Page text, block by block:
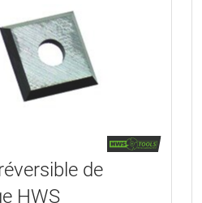
de
HWS